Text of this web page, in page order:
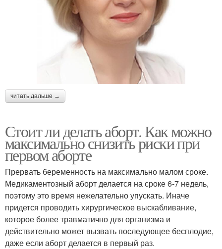
читать дальше →
Стоит ли делать аборт. Как можно
максимально снизить риски при
первом аборте
Прервать беременность на максимально малом сроке.
Медикаментозный аборт делается на сроке 6-7 недель,
поэтому это время нежелательно упускать. Иначе
придется проводить хирургическое выскабливание,
которое более травматично для организма и
действительно может вызвать последующее бесплодие,
даже если аборт делается в первый раз.